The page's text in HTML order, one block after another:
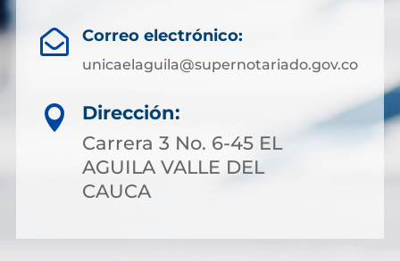
 Correo electrónico:
unicaelaguila@supernotariado.gov.co

Dirección:
Carrera 3 No. 6-45 EL
AGUILA VALLE DEL
CAUCA